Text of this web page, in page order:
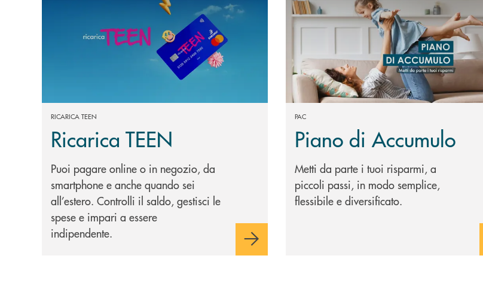
RICARICA TEEN
Ricarica TEEN
Puoi pagare online o in negozio, da
smartphone e anche quando sei
all’estero. Controlli il saldo, gestisci le
spese e impari a essere
indipendente.
PAC
Piano di Accumulo
Metti da parte i tuoi risparmi, a
piccoli passi, in modo semplice,
flessibile e diversificato.